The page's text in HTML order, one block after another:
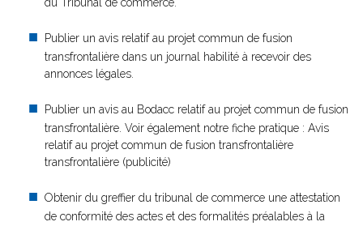
Publier un avis relatif au projet commun de fusion
transfrontalière dans un journal habilité à recevoir des
annonces légales.
Publier un avis au Bodacc relatif au projet commun de fusion
transfrontalière. Voir également notre fiche pratique : Avis
relatif au projet commun de fusion transfrontalière
transfrontalière (publicité)
Obtenir du greffier du tribunal de commerce une attestation
de conformité des actes et des formalités préalables à la